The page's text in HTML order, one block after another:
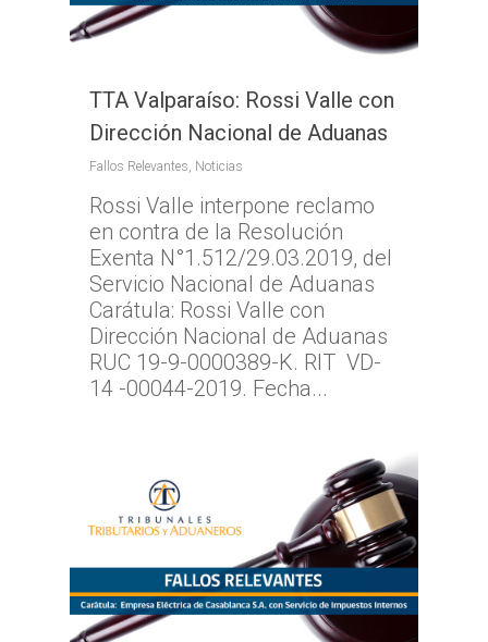
TTA Valparaíso: Rossi Valle con
Dirección Nacional de Aduanas
Fallos Relevantes, Noticias
Rossi Valle interpone reclamo
en contra de la Resolución
Exenta N°1.512/29.03.2019, del
Servicio Nacional de Aduanas
Carátula: Rossi Valle con
Dirección Nacional de Aduanas
RUC 19-9-0000389-K. RIT VD-
14 -00044-2019. Fecha...